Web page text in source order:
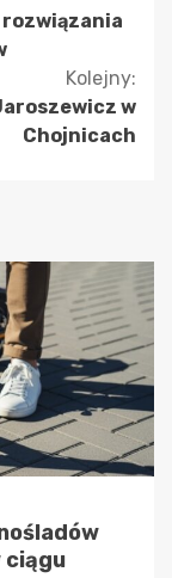
rozwiązania
Kolejny:
w
Chojnicach
ciągu